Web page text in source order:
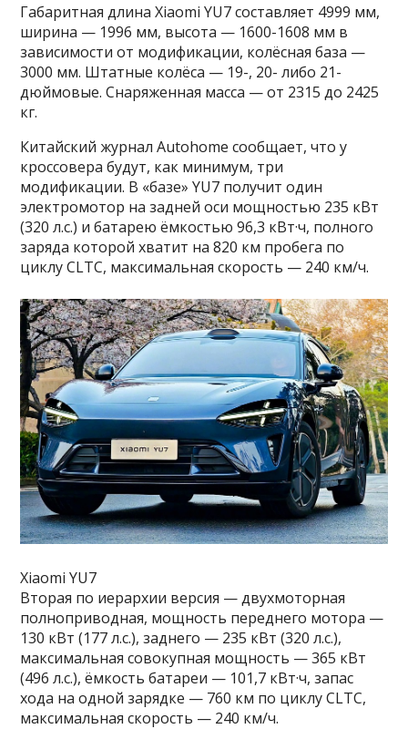
Габаритная длина Xiaomi YU7 составляет 4999 мм,
ширина — 1996 мм, высота — 1600-1608 мм в
зависимости от модификации, колёсная база —
3000 мм. Штатные колёса — 19-, 20- либо 21-
дюймовые. Снаряженная масса — от 2315 до 2425
кг.
Китайский журнал Autohome сообщает, что у
кроссовера будут, как минимум, три
модификации. В «базе» YU7 получит один
электромотор на задней оси мощностью 235 кВт
(320 л.с.) и батарею ёмкостью 96,3 кВт·ч, полного
заряда которой хватит на 820 км пробега по
циклу CLTC, максимальная скорость — 240 км/ч.
Xiaomi YU7
Вторая по иерархии версия — двухмоторная
полноприводная, мощность переднего мотора —
130 кВт (177 л.с.), заднего — 235 кВт (320 л.с.),
максимальная совокупная мощность — 365 кВт
(496 л.с.), ёмкость батареи — 101,7 кВт·ч, запас
хода на одной зарядке — 760 км по циклу CLTC,
максимальная скорость — 240 км/ч.